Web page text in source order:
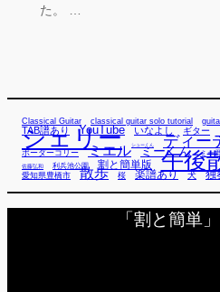
た。 …
Classical Guitar classical guitar solo tutorial
TAB譜あり YouTube いなよし ギター
シェリー シューくん ディー
ボーダーコリー ミエル ミーくん ミー
佐藤弘和 利兵池公園 割と簡単版 午後
愛知県豊橋市 散歩 桜 楽譜あり 犬 独
「割と簡単